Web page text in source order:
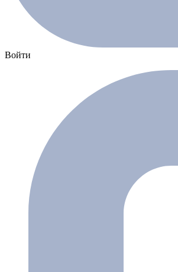
Войти